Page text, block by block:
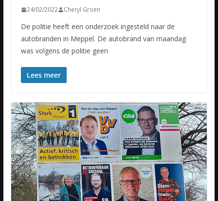
24/02/2022 Cheryl Groen
De politie heeft een onderzoek ingesteld naar de
autobranden in Meppel. De autobrand van maandag
was volgens de politie geen
Lees meer